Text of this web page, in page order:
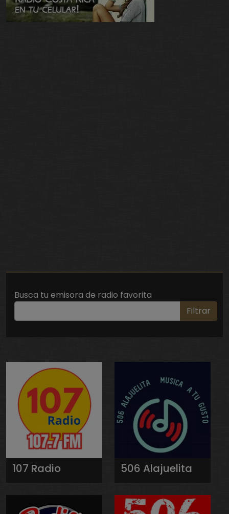
Busca tu emisora de radio favorita
Filtrar
107 Radio 506 Alajuelita